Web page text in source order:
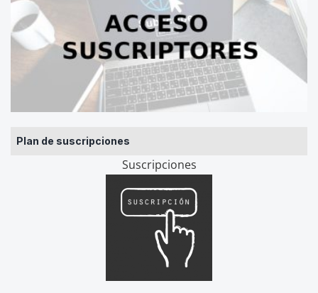
Plan de suscripciones
Suscripciones